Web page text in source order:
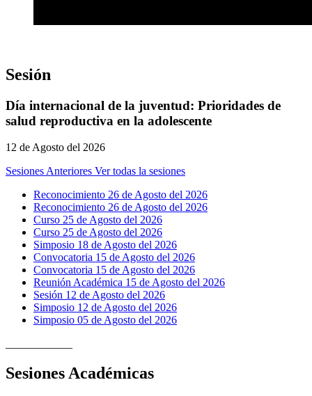
Sesión
Día internacional de la juventud: Prioridades de
salud reproductiva en la adolescente
12 de Agosto del 2026
Sesiones Anteriores Ver todas la sesiones
Reconocimiento 26 de Agosto del 2026
Reconocimiento 26 de Agosto del 2026
Curso 25 de Agosto del 2026
Curso 25 de Agosto del 2026
Simposio 18 de Agosto del 2026
Convocatoria 15 de Agosto del 2026
Convocatoria 15 de Agosto del 2026
Reunión Académica 15 de Agosto del 2026
Sesión 12 de Agosto del 2026
Simposio 12 de Agosto del 2026
Simposio 05 de Agosto del 2026
Sesiones Académicas